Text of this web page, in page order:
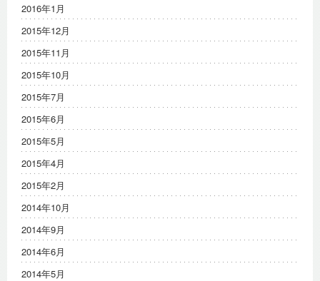
2016年1月
2015年12月
2015年11月
2015年10月
2015年7月
2015年6月
2015年5月
2015年4月
2015年2月
2014年10月
2014年9月
2014年6月
2014年5月